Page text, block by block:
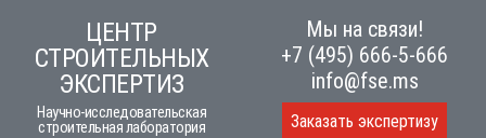
content
ЦЕНТР
СТРОИТЕЛЬНЫХ
ЭКСПЕРТИЗ
Научно-исследовательская
строительная лаборатория
Мы на связи!
+7 (495) 666-5-666
info@fse.ms
Заказать экспертизу